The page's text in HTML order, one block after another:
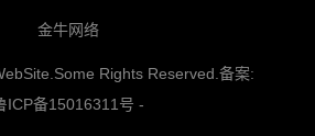
金牛网络
Rights Reserved.备案:
ICP备15016311号 -